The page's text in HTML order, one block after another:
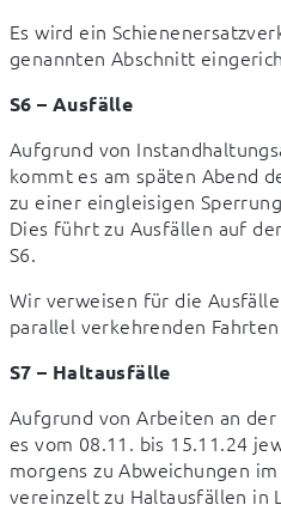
Es wird ein
genannten Abschnitt
S6 – Ausfälle
Aufgrund von
kommt es am späten Abend
zu einer eingleisigen
Dies führt zu Ausfällen auf
S6.
Wir verweisen für die
parallel verkehrenden Fahrten
S7 – Haltausfälle
Aufgrund von Arbeiten an
es vom 08.11. bis 15.11.24
morgens zu Abweichungen
vereinzelt zu Haltausfällen in